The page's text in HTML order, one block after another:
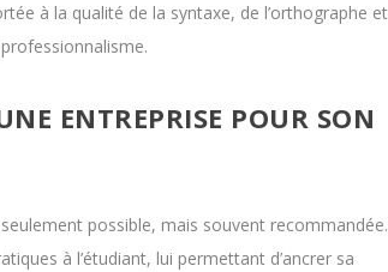
à la qualité de la syntaxe, de l’orthographe et
ENTREPRISE POUR SON
possible, mais souvent recommandée.
à l’étudiant, lui permettant d’ancrer sa